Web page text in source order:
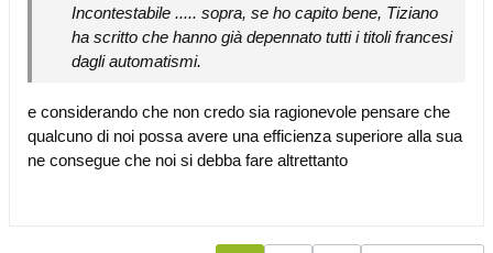
Incontestabile ..... sopra, se ho capito bene, Tiziano
ha scritto che hanno già depennato tutti i titoli francesi
dagli automatismi.
e considerando che non credo sia ragionevole pensare che
qualcuno di noi possa avere una efficienza superiore alla sua
ne consegue che noi si debba fare altrettanto